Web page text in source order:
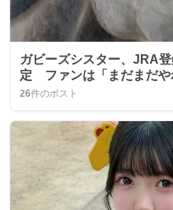
ガビーズシスター、JRA
定 ファンは「まだまだや
26件のポスト